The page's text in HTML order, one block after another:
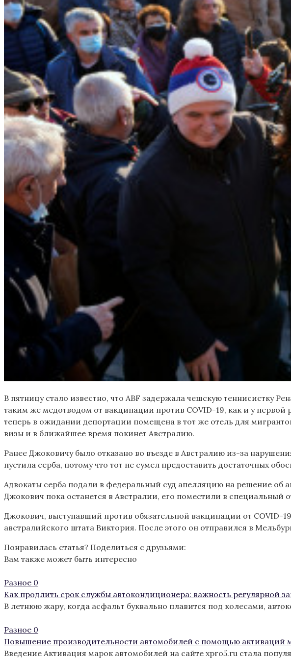
В пятницу стало известно, что ABF задержала чешскую теннисистку
таким же медотводом от вакцинации против COVID-19, как и у
теперь в ожидании депортации помещена в тот же отель для
визы и в ближайшее время покинет Австралию.
Ранее Джоковичу было отказано во въезде в Австралию из-за
пустила серба, потому что тот не сумел предоставить достаточных
Адвокаты серба подали в федеральный суд апелляцию на решение об
Джокович пока останется в Австралии, его поместили в специальный
Джокович, выступавший против обязательной вакцинации от COVID-
австралийского штата Виктория. После этого он отправился в
Понравилась статья? Поделиться с друзьями:
Вам также может быть интересно
Разное 0
Как продлить срок службы автокондиционера: важность регулярной
В летнюю жару, когда асфальт буквально плавится под колесами,
Разное 0
Повышение производительности автомобилей с помощью активаций
Введение Активация марок автомобилей на сайте xpro5.ru стала